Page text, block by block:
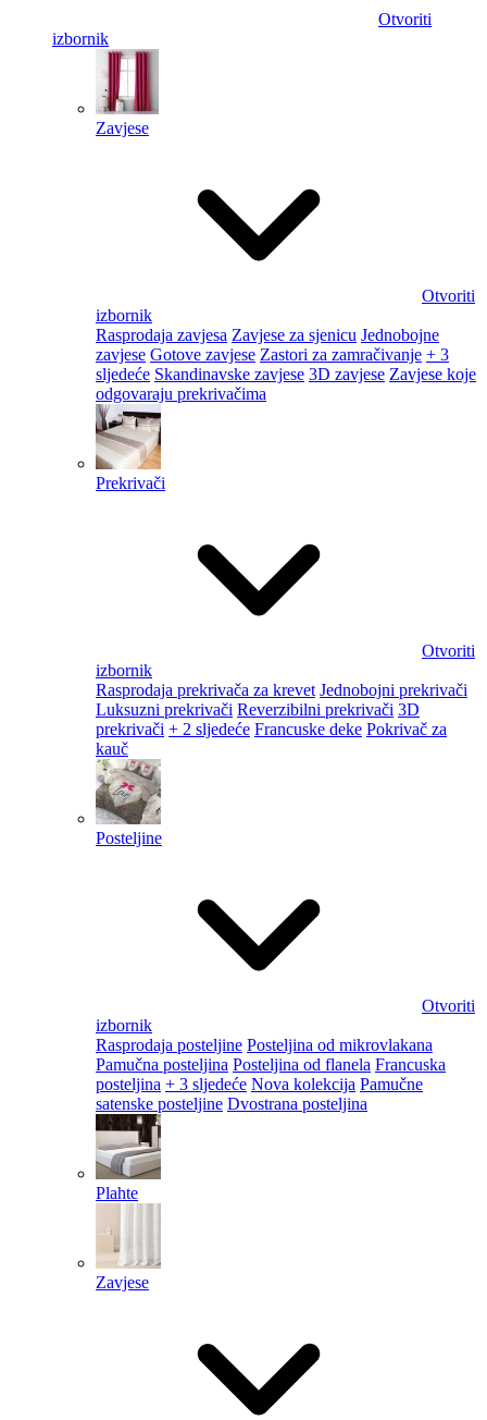
Otvoriti
izbornik
Zavjese
Otvoriti
izbornik
Rasprodaja zavjesa Zavjese za sjenicu Jednobojne
zavjese Gotove zavjese Zastori za zamračivanje + 3
sljedeće Skandinavske zavjese 3D zavjese Zavjese koje
odgovaraju prekrivačima
Prekrivači
Otvoriti
izbornik
Rasprodaja prekrivača za krevet Jednobojni prekrivači
Luksuzni prekrivači Reverzibilni prekrivači 3D
prekrivači + 2 sljedeće Francuske deke Pokrivač za
kauč
Posteljine
Otvoriti
izbornik
Rasprodaja posteljine Posteljina od mikrovlakana
Pamučna posteljina Posteljina od flanela Francuska
posteljina + 3 sljedeće Nova kolekcija Pamučne
satenske posteljine Dvostrana posteljina
Plahte
Zavjese